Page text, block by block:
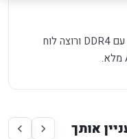
מתאים למי שמרכיב מחשב AMD מאוזן עם DDR4 ורוצה לוח
אותך